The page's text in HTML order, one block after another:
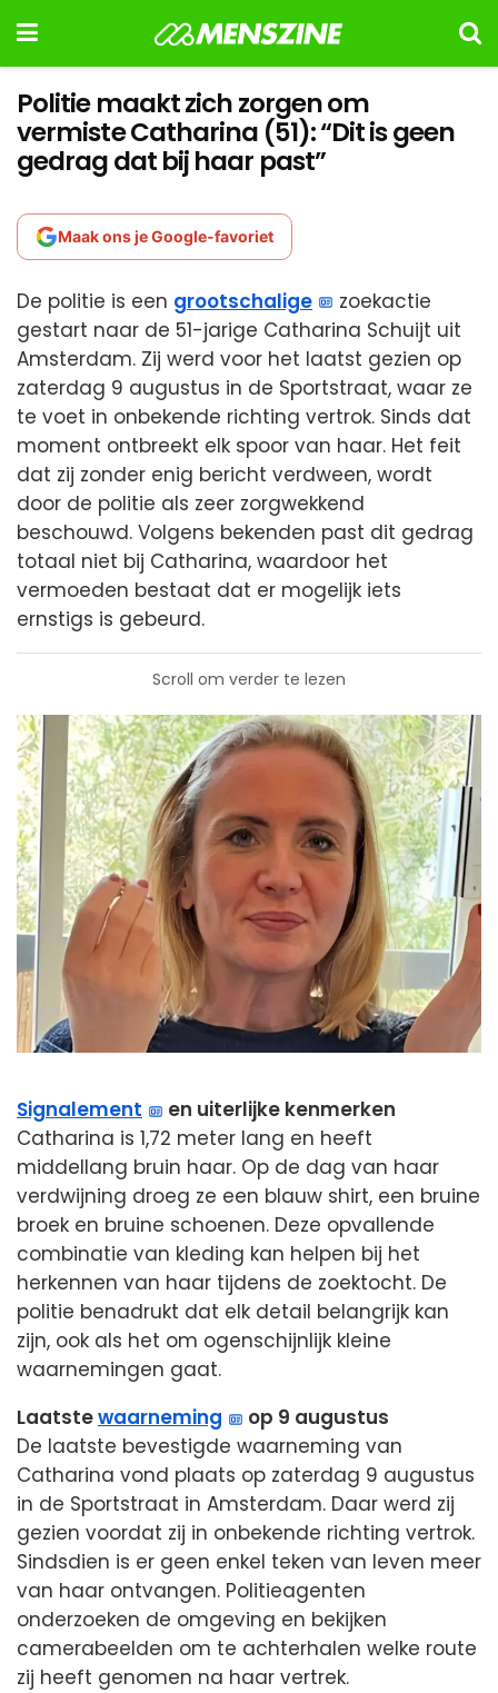
Politie maakt zich zorgen om
vermiste Catharina (51): “Dit is geen
gedrag dat bij haar past”
Maak ons je Google-favoriet
De politie is een grootschalige
zoekactie
gestart naar de 51-jarige Catharina Schuijt uit
Amsterdam. Zij werd voor het laatst gezien op
zaterdag 9 augustus in de Sportstraat, waar ze
te voet in onbekende richting vertrok. Sinds dat
moment ontbreekt elk spoor van haar. Het feit
dat zij zonder enig bericht verdween, wordt
door de politie als zeer zorgwekkend
beschouwd. Volgens bekenden past dit gedrag
totaal niet bij Catharina, waardoor het
vermoeden bestaat dat er mogelijk iets
ernstigs is gebeurd.
Scroll om verder te lezen
Signalement
en uiterlijke kenmerken
Catharina is 1,72 meter lang en heeft
middellang bruin haar. Op de dag van haar
verdwijning droeg ze een blauw shirt, een bruine
broek en bruine schoenen. Deze opvallende
combinatie van kleding kan helpen bij het
herkennen van haar tijdens de zoektocht. De
politie benadrukt dat elk detail belangrijk kan
zijn, ook als het om ogenschijnlijk kleine
waarnemingen gaat.
Laatstewaarneming
op 9 augustus
De laatste bevestigde waarneming van
Catharina vond plaats op zaterdag 9 augustus
in de Sportstraat in Amsterdam. Daar werd zij
gezien voordat zij in onbekende richting vertrok.
Sindsdien is er geen enkel teken van leven meer
van haar ontvangen. Politieagenten
onderzoeken de omgeving en bekijken
camerabeelden om te achterhalen welke route
zij heeft genomen na haar vertrek.